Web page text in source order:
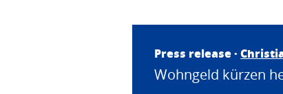
Press release ·
Wohngeld kürzen